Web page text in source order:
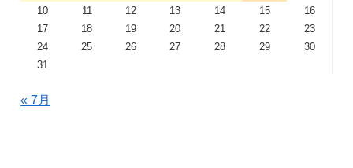
10
11 12 13 14 15
16
17
18 19 20 21 22
23
24
25 26 27 28 29
30
31
« 7月